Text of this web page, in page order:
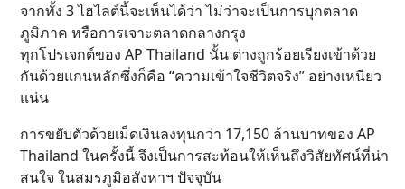
จากทั้ง 3 ไฮไลต์นี้จะเห็นได้ว่า ไม่ว่าจะเป็นการบุกตลาด
ภูมิภาค หรือการเจาะตลาดกลางกรุง
ทุกโปรเจกต์ของ AP Thailand นั้น ต่างถูกร้อยเรียงเข้าด้วย
กันด้วยแกนหลักซึ่งก็คือ “ความเข้าใจชีวิตจริง” อย่างเหนียว
แน่น
การขยับตัวด้วยเม็ดเงินลงทุนกว่า 17,150 ล้านบาทของ AP
Thailand ในครั้งนี้ จึงเป็นการสะท้อนให้เห็นถึงวิสัยทัศน์ที่น่า
สนใจ ในสมรภูมิอสังหาฯ ปัจจุบัน